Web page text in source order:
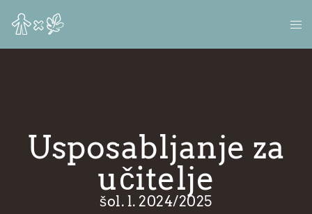
Usposabljanje za
učitelje​
šol. l. 2024/2025​